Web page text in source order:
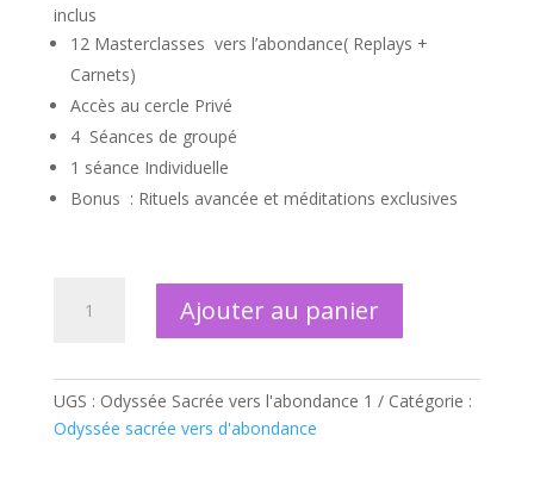
inclus
12 Masterclasses vers l’abondance( Replays +
Carnets)
Accès au cercle Privé
4 Séances de groupé
1 séance Individuelle
Bonus : Rituels avancée et méditations exclusives
des
Initiés
Ajouter au panier
UGS : Odyssée Sacrée vers l'abondance 1
Catégorie :
Odyssée sacrée vers d'abondance